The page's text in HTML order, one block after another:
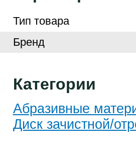
Тип товара
Бренд
Категории
Абразивные
Диск зачистной/